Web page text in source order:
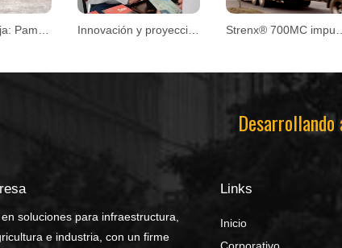
soluciones para infraestructura,
e industria, con un firme
Links
Inicio